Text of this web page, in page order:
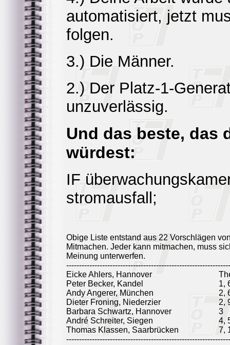
automatisiert, jetzt
folgen.
3.) Die Männer.
2.) Der Platz-1-
unzuverlässig.
Und das beste, das
würdest:
IF
stromausfall;
Obige Liste entstand aus 22 Vorschlägen
Mitmachen. Jeder kann mitmachen, muss
Meinung unterwerfen.
Eicke Ahlers, Hannover
Peter Becker, Kandel
1,
Andy Angerer, München
2,
Dieter Froning, Niederzier
2,
Barbara Schwartz, Hannover
3
André Schreiter, Siegen
4,
Thomas Klassen, Saarbrücken
7,